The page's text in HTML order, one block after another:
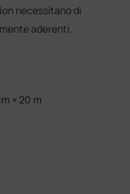
necessitano di
aderenti.
× 20 m